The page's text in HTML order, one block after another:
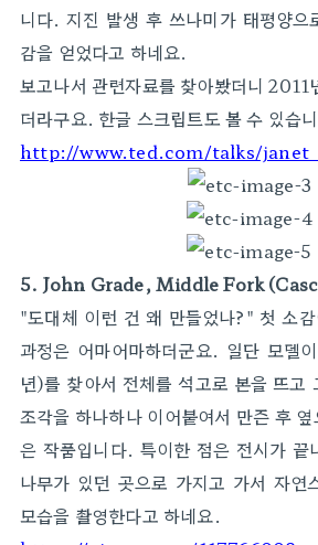
니다. 지진 발생 후 쓰나미가 태평양으
감을 얻었다고 하네요.
보고나서 관련자료를 찾아봤더니
더라구요. 한글 스크립트도 볼 수 있습
http://www.ted.com/talks/
5. John Grade, Middle Fork
"도대체 이런 건 왜 만들었나?" 첫 소
과정은 어마어마하더군요. 일단 모델
년)를 찾아서 전체를 석고로 본을 뜨고
조각을 하나하나 이어붙여서 만즌 후
은 작품입니다. 특이한 점은 전시가 끝
나무가 있던 곳으로 가지고 가서 자연
모습을 촬영한다고 하네요.